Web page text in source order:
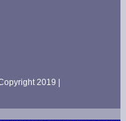
2019 |